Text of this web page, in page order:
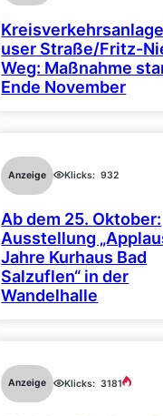
user Straße/Fritz-
Weg: Maßnahme
Ende November
Anzeige Klicks: 932
Ab dem 25. Oktober:
Ausstellung
Jahre Kurhaus Bad
Salzuflen“ in der
Wandelhalle
Anzeige Klicks: 3181